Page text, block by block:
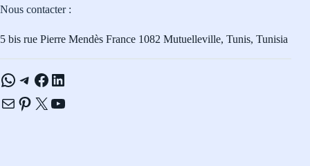
Nous contacter :
5 bis rue Pierre Mendès France 1082 Mutuelleville, Tunis, Tunisia
WhatsApp
Telegram
Facebook
LinkedIn
E-mailPinterest
X YouTube